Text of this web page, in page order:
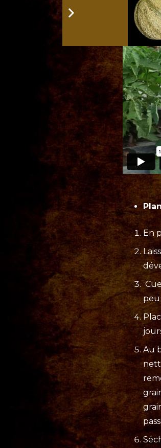
En
peu
Au